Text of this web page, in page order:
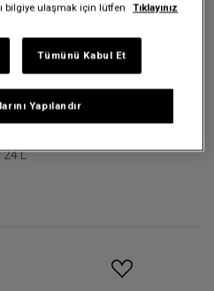
24 L
bilgiye ulaşmak için lütfen
Tıklayınız
Yapılandır
Tümünü Kabul Et